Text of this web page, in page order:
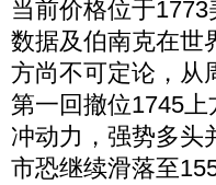
当前价格位于
数据及伯南克在世
方尚不可定论，从
第一回撤位1745
冲动力，强势多头
市恐继续滑落至